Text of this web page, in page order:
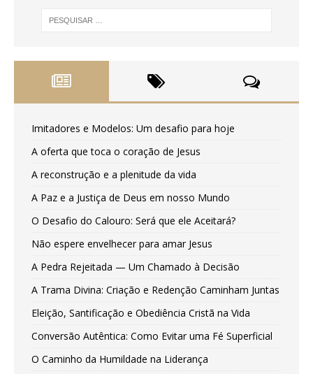
Imitadores e Modelos: Um desafio para hoje
A oferta que toca o coração de Jesus
A reconstrução e a plenitude da vida
A Paz e a Justiça de Deus em nosso Mundo
O Desafio do Calouro: Será que ele Aceitará?
Não espere envelhecer para amar Jesus
A Pedra Rejeitada — Um Chamado à Decisão
A Trama Divina: Criação e Redenção Caminham Juntas
Eleição, Santificação e Obediência Cristã na Vida
Conversão Autêntica: Como Evitar uma Fé Superficial
O Caminho da Humildade na Liderança